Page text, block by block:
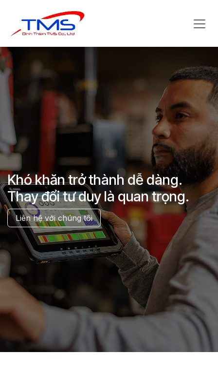
Khó khăn trở thành dễ dàng.
Thay đổi tư duy là quan trọng.
Liên hệ với chúng tôi